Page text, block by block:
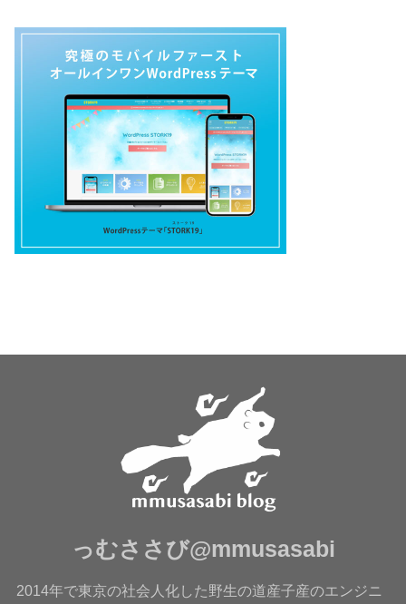
っむささび@mmusasabi
2014年で東京の社会人化した野生の道産子産のエンジニ